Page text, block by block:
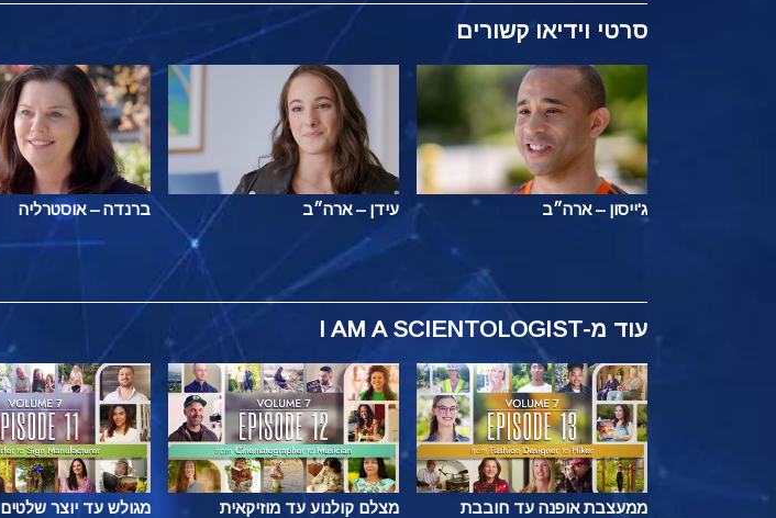
סרטי וידיאו קשורים
ג'ייסון – ארה״ב עידן – ארה״ב ברנדה – אוסטרליה
עוד מ-I AM A SCIENTOLOGIST
ממעצבת אופנה עד חובבת
מצלם קולנוע עד מוזיקאית מגולש עד יוצר שלטים